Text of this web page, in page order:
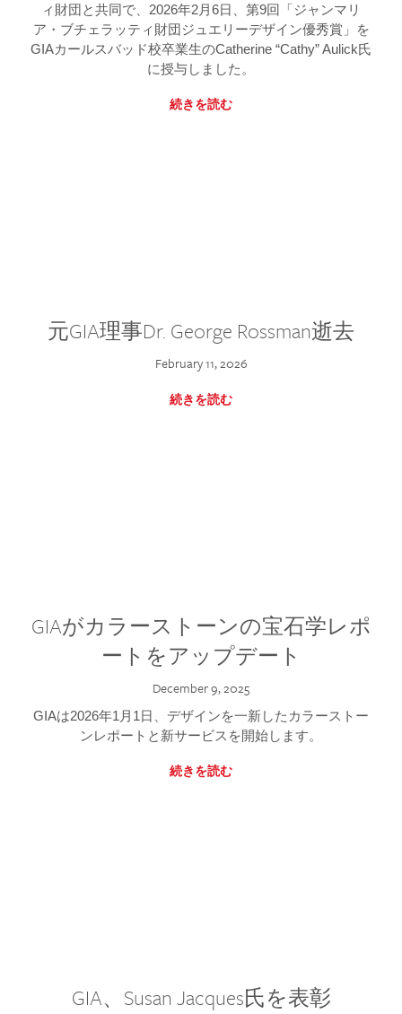
ィ財団と共同で、2026年2月6日、第9回「ジャンマリ
ア・ブチェラッティ財団ジュエリーデザイン優秀賞」を
GIAカールスバッド校卒業生のCatherine “Cathy” Aulick氏
に授与しました。
続きを読む
元GIA理事Dr. George Rossman逝去
February 11, 2026
続きを読む
GIAがカラーストーンの宝石学レポ
ートをアップデート
December 9, 2025
GIAは2026年1月1日、デザインを一新したカラーストー
ンレポートと新サービスを開始します。
続きを読む
GIA、Susan Jacques氏を表彰